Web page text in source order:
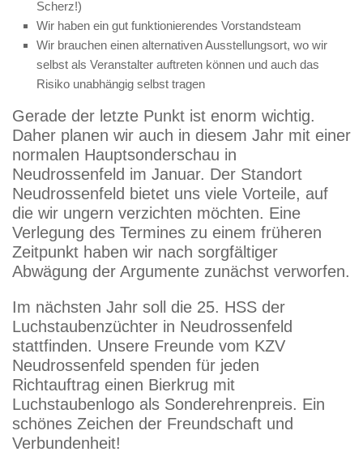
Scherz!)
Wir haben ein gut funktionierendes Vorstandsteam
Wir brauchen einen alternativen Ausstellungsort, wo wir
selbst als Veranstalter auftreten können und auch das
Risiko unabhängig selbst tragen
Gerade der letzte Punkt ist enorm wichtig.
Daher planen wir auch in diesem Jahr mit einer
normalen Hauptsonderschau in
Neudrossenfeld im Januar. Der Standort
Neudrossenfeld bietet uns viele Vorteile, auf
die wir ungern verzichten möchten. Eine
Verlegung des Termines zu einem früheren
Zeitpunkt haben wir nach sorgfältiger
Abwägung der Argumente zunächst verworfen.
Im nächsten Jahr soll die 25. HSS der
Luchstaubenzüchter in Neudrossenfeld
stattfinden. Unsere Freunde vom KZV
Neudrossenfeld spenden für jeden
Richtauftrag einen Bierkrug mit
Luchstaubenlogo als Sonderehrenpreis. Ein
schönes Zeichen der Freundschaft und
Verbundenheit!